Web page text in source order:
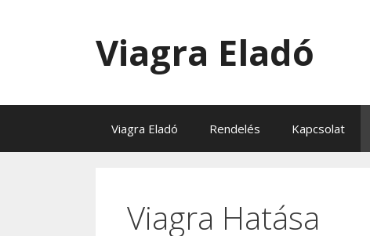
Viagra Eladó
Viagra Eladó Rendelés Kapcsolat
Viagra Hatása